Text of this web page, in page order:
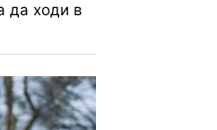
да ходи в